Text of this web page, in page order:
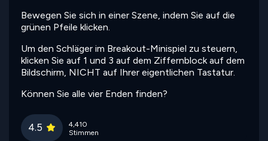
Bewegen Sie sich in einer Szene, indem Sie auf die
grünen Pfeile klicken.
Um den Schläger im Breakout-Minispiel zu steuern,
klicken Sie auf 1 und 3 auf dem Ziffernblock auf dem
Bildschirm, NICHT auf Ihrer eigentlichen Tastatur.
Können Sie alle vier Enden finden?
4.5
4,410
Stimmen